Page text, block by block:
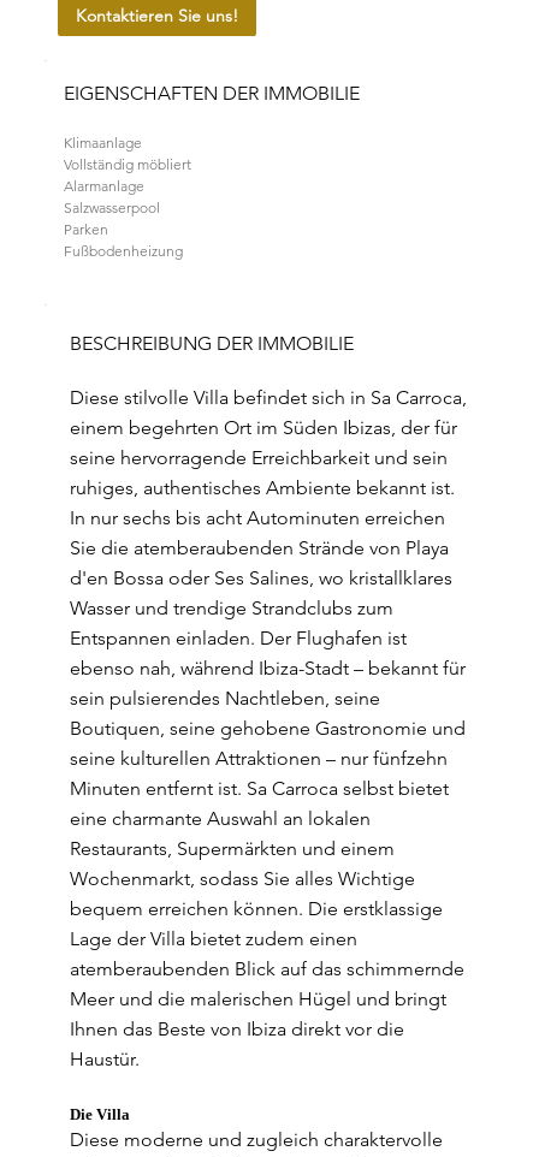
Kontaktieren Sie uns!
EIGENSCHAFTEN DER IMMOBILIE
Klimaanlage
Vollständig möbliert
Alarmanlage
Salzwasserpool
Parken
Fußbodenheizung
BESCHREIBUNG DER IMMOBILIE
Diese stilvolle Villa befindet sich in Sa Carroca,
einem begehrten Ort im Süden Ibizas, der für
seine hervorragende Erreichbarkeit und sein
ruhiges, authentisches Ambiente bekannt ist.
In nur sechs bis acht Autominuten erreichen
Sie die atemberaubenden Strände von Playa
d'en Bossa oder Ses Salines, wo kristallklares
Wasser und trendige Strandclubs zum
Entspannen einladen. Der Flughafen ist
ebenso nah, während Ibiza-Stadt – bekannt für
sein pulsierendes Nachtleben, seine
Boutiquen, seine gehobene Gastronomie und
seine kulturellen Attraktionen – nur fünfzehn
Minuten entfernt ist. Sa Carroca selbst bietet
eine charmante Auswahl an lokalen
Restaurants, Supermärkten und einem
Wochenmarkt, sodass Sie alles Wichtige
bequem erreichen können. Die erstklassige
Lage der Villa bietet zudem einen
atemberaubenden Blick auf das schimmernde
Meer und die malerischen Hügel und bringt
Ihnen das Beste von Ibiza direkt vor die
Haustür.
Die Villa
Diese moderne und zugleich charaktervolle